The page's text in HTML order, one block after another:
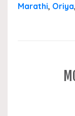
Marathi, Oriya,